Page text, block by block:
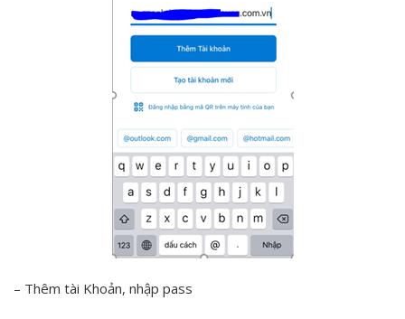
– Thêm tài Khoản, nhập pass